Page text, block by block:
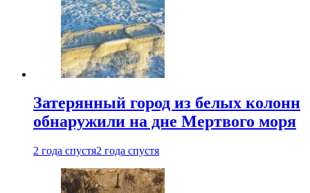
Затерянный город из белых колонн
обнаружили на дне Мертвого моря
2 года спустя2 года спустя